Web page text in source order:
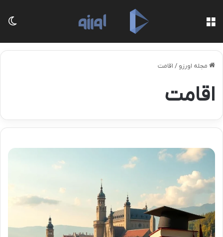
مجله اورزو / اقامت
اقامت